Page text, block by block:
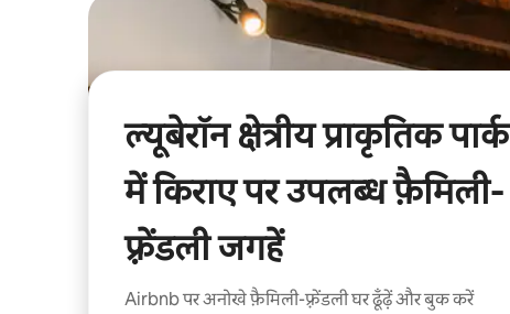
ल्यूबेरॉन क्षेत्रीय प्राकृतिक पार्क
में किराए पर उपलब्ध फ़ैमिली-
फ़्रेंडली जगहें
Airbnb पर अनोखे फ़ैमिली-फ़्रेंडली घर ढूँढ़ें और बुक करें